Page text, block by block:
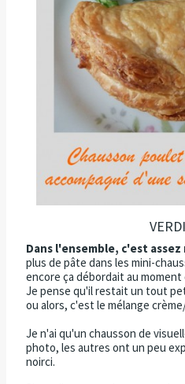
Dans l'ensemble, c'est assez
plus de pâte dans les mini-
encore ça débordait au moment
Je pense qu'il restait un tout
ou alors, c'est le mélange
Je n'ai qu'un chausson de
photo, les autres ont un peu
noirci.